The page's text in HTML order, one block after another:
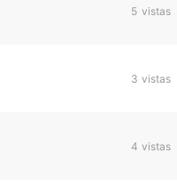
5 vistas
3 vistas
4 vistas